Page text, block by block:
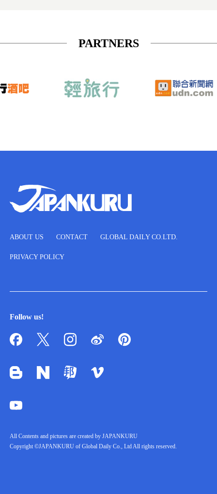
PARTNERS
ABOUT US CONTACT GLOBAL DAILY CO.LTD.
PRIVACY POLICY
Follow us!
All Contents and pictures are created by JAPANKURU
Copyright ©JAPANKURU of Global Daily Co., Ltd All rights reserved.